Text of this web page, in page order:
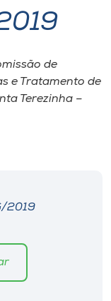
de
e Tratamento de
Terezinha –
2019